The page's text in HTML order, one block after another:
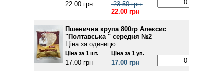
22.00 грн
23.50 грн
22.00 грн
Пшенична крупа 800гр Алексис
"Полтавська " середня №2
Ціна за одиницю
Ціна за 1 шт.
17.00 грн
Ціна за 1 уп.
17.00 грн